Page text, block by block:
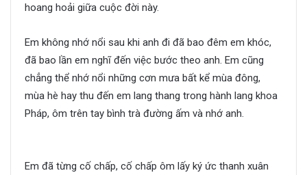
hoang hoải giữa cuộc đời này.
Em không nhớ nổi sau khi anh đi đã bao đêm em khóc,
đã bao lần em nghĩ đến việc bước theo anh. Em cũng
chẳng thể nhớ nổi những cơn mưa bất kể mùa đông,
mùa hè hay thu đến em lang thang trong hành lang khoa
Pháp, ôm trên tay bình trà đường ấm và nhớ anh.
Em đã từng cố chấp, cố chấp ôm lấy ký ức thanh xuân